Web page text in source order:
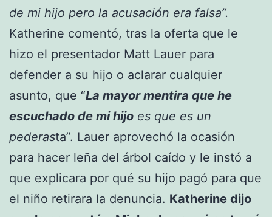
de mi hijo pero la acusación era falsa”.
Katherine comentó, tras la oferta que le
hizo el presentador Matt Lauer para
defender a su hijo o aclarar cualquier
asunto, que “La mayor mentira que he
escuchado de mi hijo es que es un
pederasta”. Lauer aprovechó la ocasión
para hacer leña del árbol caído y le instó a
que explicara por qué su hijo pagó para que
el niño retirara la denuncia. Katherine dijo